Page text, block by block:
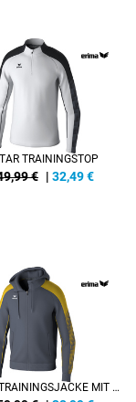
TRAININGSTOP
€ | 32,49€
EVO STAR TRAININGSJACKE MIT KAPUZE